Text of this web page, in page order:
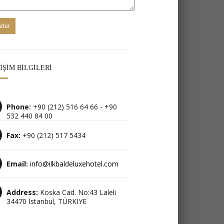
BILGILERI
Phone: +90 (212) 516 64 66 - +90
532 440 84 00
Fax: +90 (212) 517 5434
Email: info@ilkbaldeluxehotel.com
Address: Koska Cad. No:43 Laleli
34470 İstanbul, TÜRKİYE